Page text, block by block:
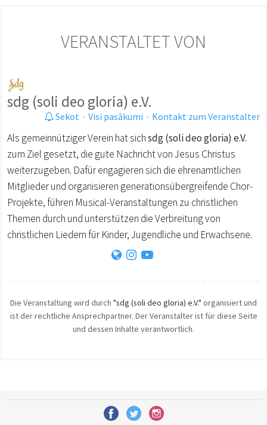
VERANSTALTET VON
sdg (soli deo gloria) e.V.
Sekot · Visi pasākumi · Kontakt zum Veranstalter
Als gemeinnütziger Verein hat sichsdg (soli deo gloria) e.V.
zum Ziel gesetzt, die gute Nachricht von Jesus Christus
weiterzugeben. Dafür engagieren sich die ehrenamtlichen
Mitglieder und organisieren generationsübergreifende Chor-
Projekte, führen Musical-Veranstaltungen zu christlichen
Themen durch und unterstützen die Verbreitung von
christlichen Liedern für Kinder, Jugendliche und Erwachsene.
Die Veranstaltung wird durch "sdg (soli deo gloria) e.V." organisiert und
ist der rechtliche Ansprechpartner. Der Veranstalter ist für diese Seite
und dessen Inhalte verantwortlich.